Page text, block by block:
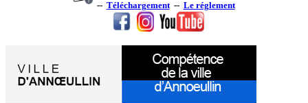
-- Téléchargement-- Le réglement